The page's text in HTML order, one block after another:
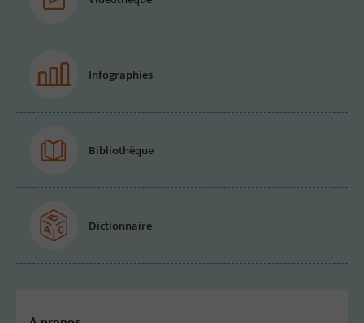
Infographies
Bibliothèque
Dictionnaire